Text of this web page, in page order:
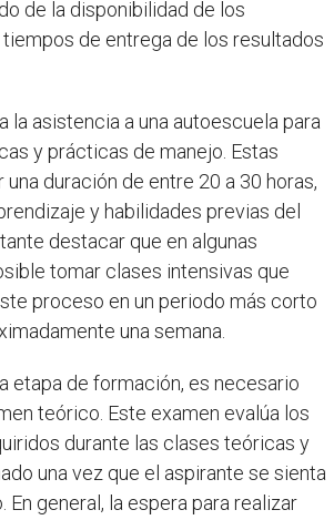
de la disponibilidad de los
de entrega de los resultados
la asistencia a una autoescuela para
y prácticas de manejo. Estas
duración de entre 20 a 30 horas,
y habilidades previas del
destacar que en algunas
tomar clases intensivas que
proceso en un periodo más corto
una semana.
etapa de formación, es necesario
teórico. Este examen evalúa los
durante las clases teóricas y
una vez que el aspirante se sienta
En general, la espera para realizar